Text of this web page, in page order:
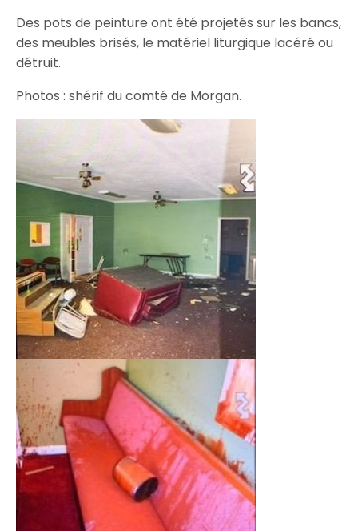
Des pots de peinture ont été projetés sur les bancs,
des meubles brisés, le matériel liturgique lacéré ou
détruit.
Photos : shérif du comté de Morgan.